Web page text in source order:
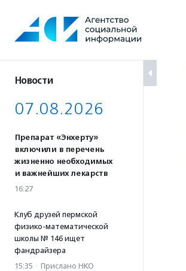
содержанию
Новости
07.08.2026
Препарат «Энхерту»
включили в перечень
жизненно необходимых
и важнейших лекарств
16:27
Клуб друзей пермской
физико-математической
школы № 146 ищет
фандрайзера
15:35 · Прислано НКО